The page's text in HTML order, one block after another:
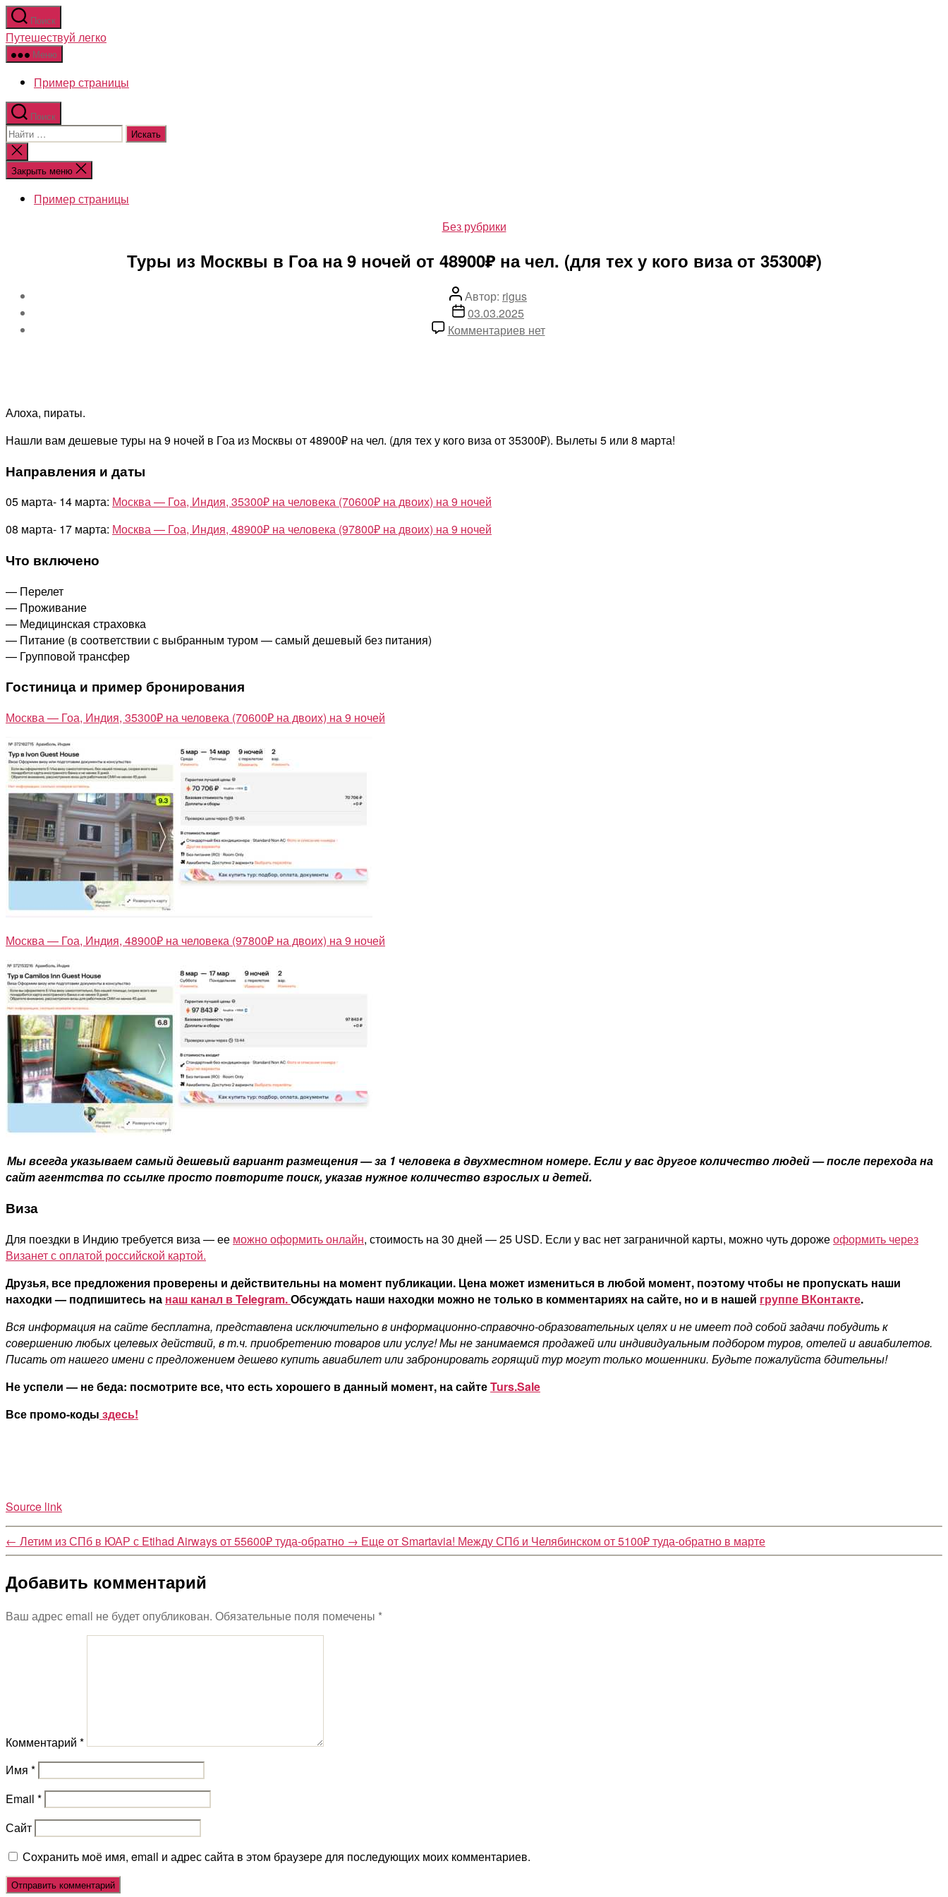
Перейти
к
содержимому
Поиск
Путешествуй легко
Меню
Пример страницы
Поиск
Поиск:
Закрыть
поиск
Закрыть меню
Пример страницы
Рубрики
Без рубрики
Туры из Москвы в Гоа на 9 ночей от 48900₽ на чел. (для тех у кого виза от 35300₽)
Автор
записи
Автор: rigus
Дата
записи
03.03.2025
Комментариевк
на
нет
Алоха, пираты.
Нашли вам дешевые туры на 9 ночей в Гоа из Москвы от 48900₽ на чел. (для тех у кого виза от 35300₽). Вылеты 5 или 8 марта!
Направления и даты
05 марта- 14 марта: Москва — Гоа, Индия, 35300₽ на человека (70600₽ на двоих) на 9 ночей
08 марта- 17 марта: Москва — Гоа, Индия, 48900₽ на человека (97800₽ на двоих) на 9 ночей
Что включено
— Перелет
— Проживание
— Медицинская страховка
— Питание (в соответствии с выбранным туром — самый дешевый без питания)
— Групповой трансфер
Гостиница и пример бронирования
Москва — Гоа, Индия, 35300₽ на человека (70600₽ на двоих) на 9 ночей
Москва — Гоа, Индия, 48900₽ на человека (97800₽ на двоих) на 9 ночей
Мы всегда указываем самый дешевый вариант размещения — за 1 человека в двухместном номере. Если у вас другое количество людей — после перехода на
сайт агентства по ссылке просто повторите поиск, указав нужное количество взрослых и детей.
Виза
Для поездки в Индию требуется виза — ее можно оформить онлайн, стоимость на 30 дней — 25 USD. Если у вас нет заграничной карты, можно чуть дорожеоформить через
Визанет с оплатой российской картой.
Друзья, все предложения проверены и действительны на момент публикации. Цена может измениться в любой момент, поэтому чтобы не пропускать наши
находки — подпишитесь на наш канал в Telegram.Обсуждать наши находки можно не только в комментариях на сайте, но и в нашей группе ВКонтакте.
Вся информация на сайте бесплатна, представлена исключительно в информационно-справочно-образовательных целях и не имеет под собой задачи побудить к
совершению любых целевых действий, в т.ч. приобретению товаров или услуг! Мы не занимаемся продажей или индивидуальным подбором туров, отелей и авиабилетов.
Писать от нашего имени с предложением дешево купить авиабилет или забронировать горящий тур могут только мошенники. Будьте пожалуйста бдительны!
Не успели — не беда: посмотрите все, что есть хорошего в данный момент, на сайтеTurs.Sale
Все промо-коды здесь!
Source link
← Летим из СПб в ЮАР с Etihad Airways от 55600₽ туда-обратно → Еще от Smartavia! Между СПб и Челябинском от 5100₽ туда-обратно в марте
Добавить комментарий
Ваш адрес email не будет опубликован. Обязательные поля помечены *
Комментарий *
Имя *
Email *
Сайт
Сохранить моё имя, email и адрес сайта в этом браузере для последующих моих комментариев.